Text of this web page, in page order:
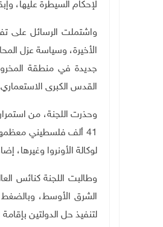
لإحكام السيطرة عليها،
واشتملت الرسائل على
الأخيرة، وسياسة عزل
جديدة في منطقة
القدس الكبرى الاستعماري
41 ألف فلسطيني
لوكالة الأونروا وغيرها،
وطالبت اللجنة كنائس
الشرق الأوسط،
لتنفيذ حل الدولتين